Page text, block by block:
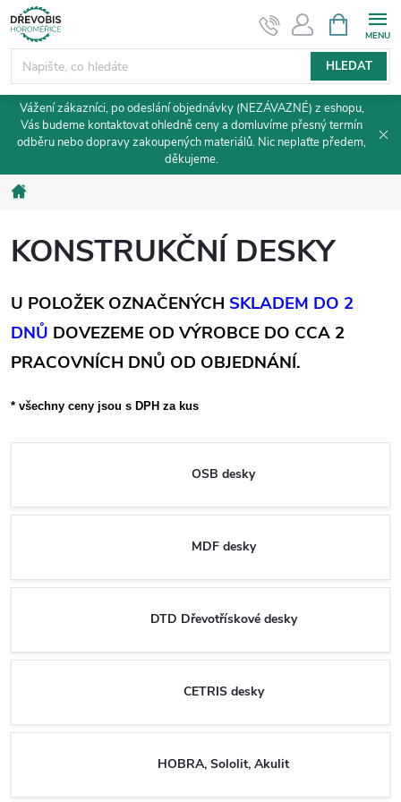
Přejít
na
obsah
HLEDAT
NÁKUPNÍ
KOŠÍK
Vážení zákazníci, po odeslání objednávky (NEZÁVAZNÉ) z eshopu,
Vás budeme kontaktovat ohledně ceny a domluvíme přesný termín
odběru nebo dopravy zakoupených materiálů. Nic neplaťte předem,
děkujeme.
Domů
KONSTRUKČNÍ DESKY
U POLOŽEK OZNAČENÝCH SKLADEM DO 2
DNŮ DOVEZEME OD VÝROBCE DO CCA 2
PRACOVNÍCH DNŮ OD OBJEDNÁNÍ.
* všechny ceny jsou s DPH za kus
OSB desky
MDF desky
DTD Dřevotřískové desky
CETRIS desky
HOBRA, Sololit, Akulit